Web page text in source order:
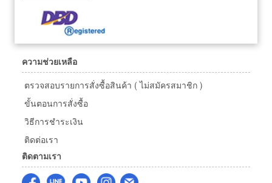
ความช่วยเหลือ
ตรวจสอบรายการสั่งซื้อสินค้า ( ไม่สมัครสมาชิก )
ขั้นตอนการสั่งซื้อ
วิธีการชำระเงิน
ติดต่อเรา
ติดตามเรา